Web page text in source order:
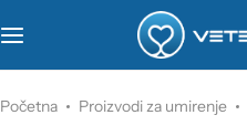
Početna Proizvodi za umirenje